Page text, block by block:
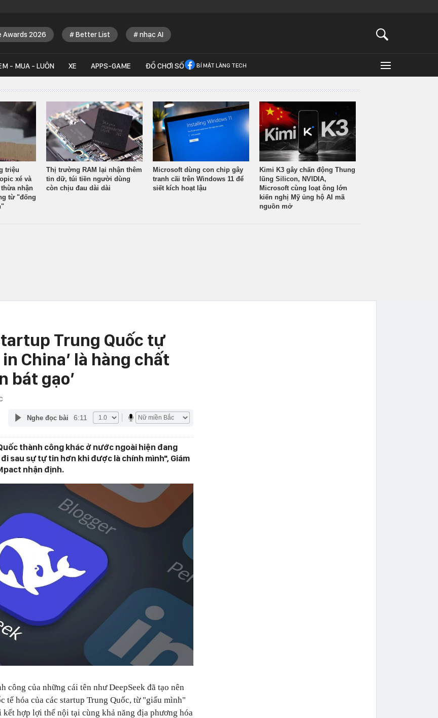
Awards 2026 Better List nhạc AI
- MUA - LUÔN XE APPS-GAME ĐỒ CHƠI SỐ BÍ MẬT LÀNG TECH
triệu
xé và
nhận
từ "đống
Thị trường RAM lại nhận thêm
tin dữ, túi tiền người dùng
còn chịu đau dài dài
Microsoft dùng con chip gây
tranh cãi trên Windows 11 để
siết kích hoạt lậu
Kimi K3 gây chấn động Thung
lũng Silicon, NVIDIA,
Microsoft cùng loạt ông lớn
kiến nghị Mỹ ủng hộ AI mã
nguồn mở
Trung Quốc tự
China’ là hàng chất
bát gạo’
Nghe đọc bài 6:11
thành công khác ở nước ngoài hiện đang
sau sự tự tin hơn khi được là chính mình", Giám
nhận định.
công của những cái tên như DeepSeek đã tạo nên
tế hóa của các startup Trung Quốc, từ "giấu mình"
hợp lợi thế nội tại cùng khả năng địa phương hóa